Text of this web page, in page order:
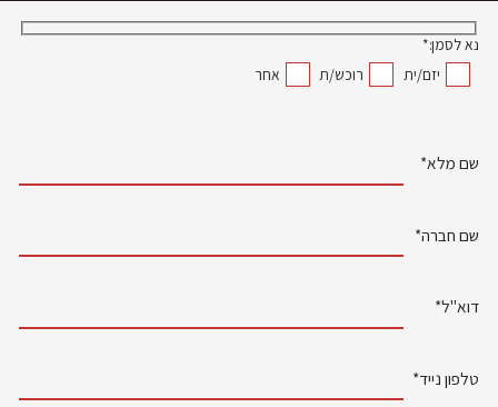
נא לסמן:*
יזם/ית
רוכש/ת אחר
שם מלא*
שם חברה*
דוא"ל*
טלפון נייד*